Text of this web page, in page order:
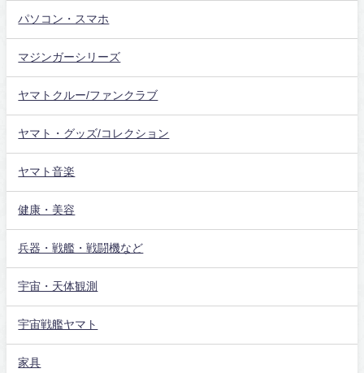
パソコン・スマホ
マジンガーシリーズ
ヤマトクルー/ファンクラブ
ヤマト・グッズ/コレクション
ヤマト音楽
健康・美容
兵器・戦艦・戦闘機など
宇宙・天体観測
宇宙戦艦ヤマト
家具